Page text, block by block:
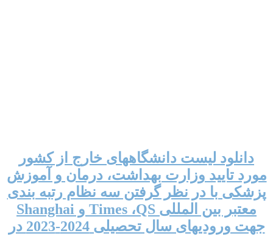
دانلود لیست دانشگاههای خارج از کشور
مورد تایید وزارت بهداشت، درمان و آموزش
پزشکی با در نظر گرفتن سه نظام رتبه بندی
معتبر بین المللی Times ،QS و Shanghai
جهت ورودیهای سال تحصیلی 2024-2023 در